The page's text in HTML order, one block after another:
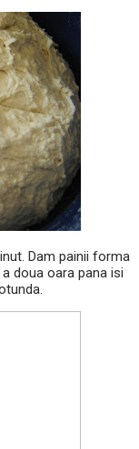
Dam painii forma
doua oara pana isi